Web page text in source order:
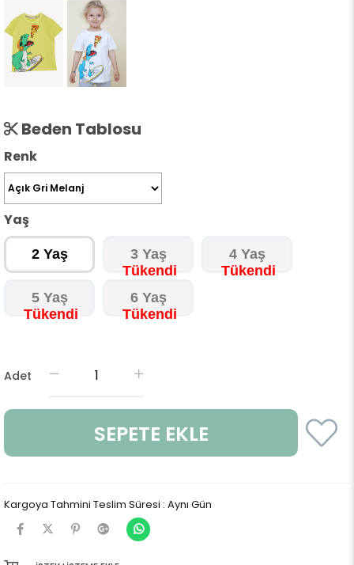
Beden Tablosu
Renk
Yaş
2 Yaş 3 Yaş 4 Yaş
5 Yaş 6 Yaş
Adet
Kargoya Tahmini Teslim Süresi : Aynı Gün